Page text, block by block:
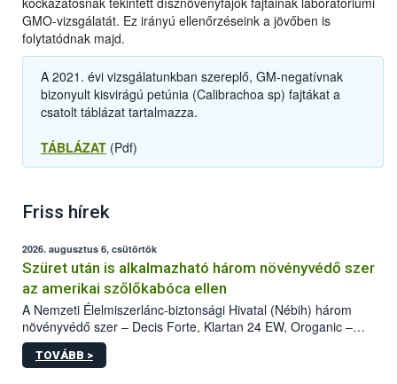
GMO-vizsgálatát. Ez irányú ellenőrzéseink a jövőben is
folytatódnak majd.
A 2021. évi vizsgálatunkban szereplő, GM-negatívnak
bizonyult kisvirágú petúnia (Calibrachoa sp) fajtákat a
csatolt táblázat tartalmazza.
TÁBLÁZAT (Pdf)
Friss hírek
2026. augusztus 6, csütörtök
Szüret után is alkalmazható három növényvédő szer
az amerikai szőlőkabóca ellen
A Nemzeti Élelmiszerlánc-biztonsági Hivatal (Nébih) három
növényvédő szer – Decis Forte, Klartan 24 EW, Oroganic –
engedélyokiratát módosította, így azok a szüretet követően,
egészen a vesszőérettség (BBCH 91) stádiumáig
TOVÁBB >